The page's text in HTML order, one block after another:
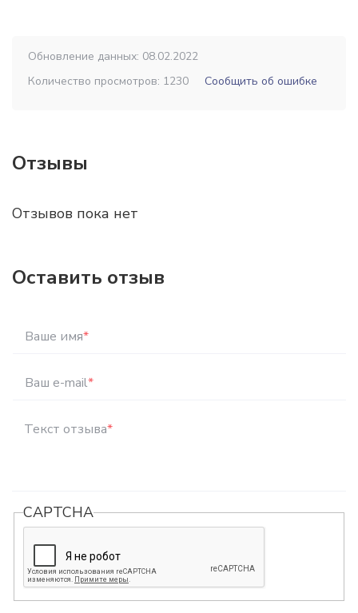
Обновление данных: 08.02.2022
Количество просмотров: 1230
Сообщить об ошибке
Отзывы
Отзывов пока нет
Оставить отзыв
Ваше имя*
Ваш e-mail*
Текст отзыва*
CAPTCHA